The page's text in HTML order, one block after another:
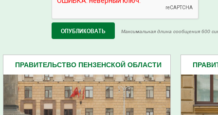
Максимальная длина сообщения 600
ПРАВИТЕЛЬСТВО ПЕНЗЕНСКОЙ ОБЛАСТИ